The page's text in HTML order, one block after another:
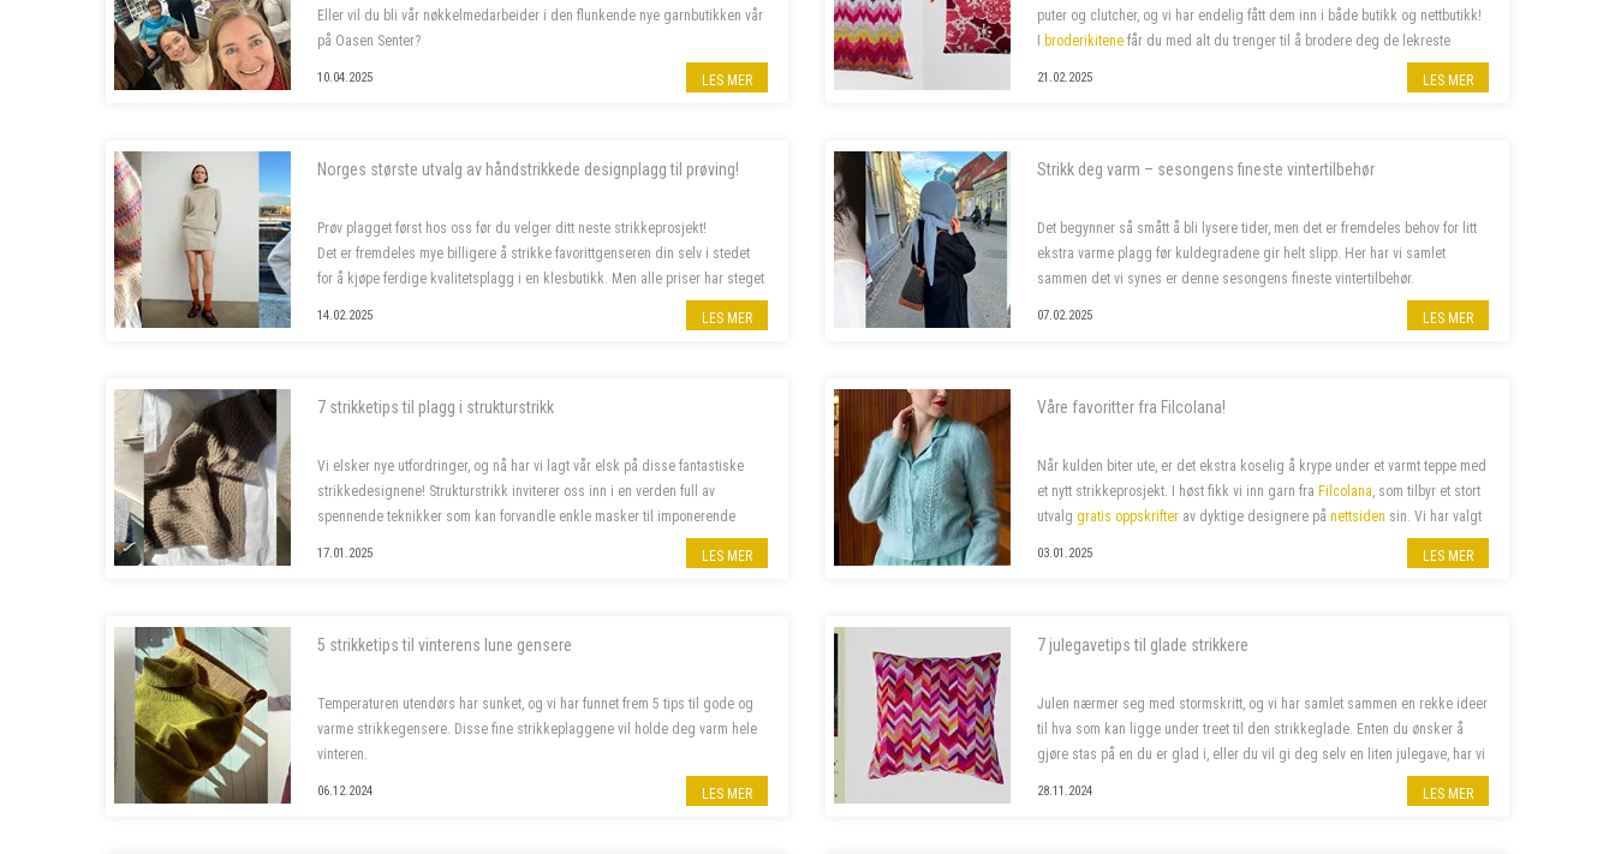
Eller vil du bli vår nøkkelmedarbeider i den flunkende nye garnbutikken vår
på Oasen Senter?
Vi søker to nye butikkmedarbeidere i 100 % stilling, og lørdagshjelp til
10.04.2025 LES MER
puter og clutcher, og vi har endelig fått dem inn i både butikk og nettbutikk!
I broderikitene får du med alt du trenger til å brodere deg de lekreste
21.02.2025 LES MER
Norges største utvalg av håndstrikkede designplagg til prøving!
Prøv plagget først hos oss før du velger ditt neste strikkeprosjekt!
Det er fremdeles mye billigere å strikke favorittgenseren din selv i stedet
for å kjøpe ferdige kvalitetsplagg i en klesbutikk. Men alle priser har steget
14.02.2025 LES MER
Strikk deg varm – sesongens fineste vintertilbehør
Det begynner så smått å bli lysere tider, men det er fremdeles behov for litt
ekstra varme plagg før kuldegradene gir helt slipp. Her har vi samlet
sammen det vi synes er denne sesongens fineste vintertilbehør.
07.02.2025 LES MER
7 strikketips til plagg i strukturstrikk
Vi elsker nye utfordringer, og nå har vi lagt vår elsk på disse fantastiske
strikkedesignene! Strukturstrikk inviterer oss inn i en verden full av
spennende teknikker som kan forvandle enkle masker til imponerende
17.01.2025 LES MER
Våre favoritter fra Filcolana!
Når kulden biter ute, er det ekstra koselig å krype under et varmt teppe med
et nytt strikkeprosjekt. I høst fikk vi inn garn fraFilcolana , som tilbyr et stort
utvalggratis oppskrifter av dyktige designere pånettsiden sin. Vi har valgt
03.01.2025 LES MER
5 strikketips til vinterens lune gensere
Temperaturen utendørs har sunket, og vi har funnet frem 5 tips til gode og
varme strikkegensere. Disse fine strikkeplaggene vil holde deg varm hele
vinteren.
06.12.2024 LES MER
7 julegavetips til glade strikkere
Julen nærmer seg med stormskritt, og vi har samlet sammen en rekke ideer
til hva som kan ligge under treet til den strikkeglade. Enten du ønsker å
gjøre stas på en du er glad i, eller du vil gi deg selv en liten julegave, har vi
28.11.2024 LES MER